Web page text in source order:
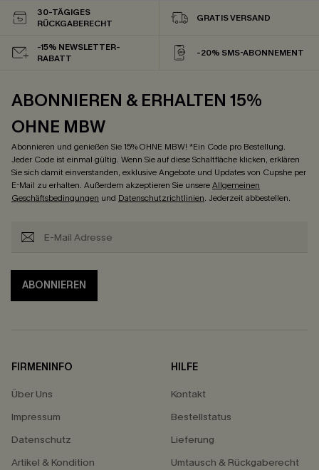
30-TÄGIGES
RÜCKGABERECHT
GRATIS VERSAND
-15% NEWSLETTER-
RABATT
-20% SMS-ABONNEMENT
ABONNIEREN & ERHALTEN 15%
OHNE MBW
Abonnieren und genießen Sie 15% OHNE MBW! *Ein Code pro Bestellung.
Jeder Code ist einmal gültig. Wenn Sie auf diese Schaltfläche klicken, erklären
Sie sich damit einverstanden, exklusive Angebote und Updates von Cupshe per
E-Mail zu erhalten. Außerdem akzeptieren Sie unsereAllgemeinen
Geschäftsbedingungen und Datenschutzrichtlinien. Jederzeit abbestellen.
ABONNIEREN
FIRMENINFO
Über Uns
Impressum
Datenschutz
Artikel & Kondition
HILFE
Kontakt
Bestellstatus
Lieferung
Umtausch & Rückgaberecht